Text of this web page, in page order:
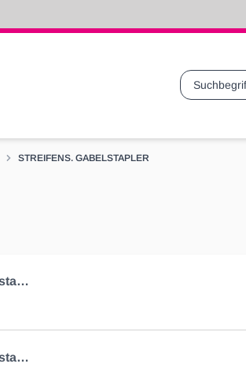
Suche
STREIFENS. GABELSTAPLER
Streifensicherung für Gabelstapler 160A, bis 48V
Streifensicherung für Gabelstapler 250A, bis 48V